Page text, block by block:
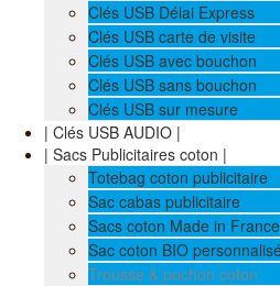
Clés USB Délai Express
Clés USB carte de visite
Clés USB avec bouchon
Clés USB sans bouchon
Clés USB sur mesure
| Clés USB AUDIO |
| Sacs Publicitaires coton |
Totebag coton publicitaire
Sac cabas publicitaire
Sacs coton Made in France
Sac coton BIO
Trousse & pochon coton